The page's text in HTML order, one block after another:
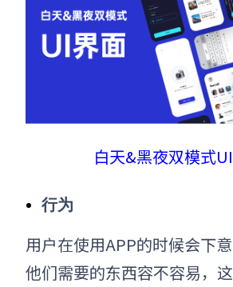
白天&黑夜双模式
行为
用户在使用APP的时候会下
他们需要的东西容不容易，